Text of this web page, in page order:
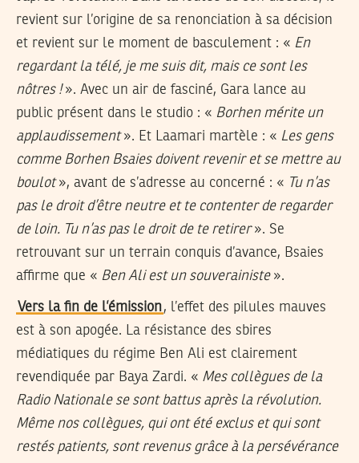
revient sur l’origine de sa renonciation à sa décision
et revient sur le moment de basculement : « En
regardant la télé, je me suis dit, mais ce sont les
nôtres !». Avec un air de fasciné, Gara lance au
public présent dans le studio : « Borhen mérite un
applaudissement». Et Laamari martèle : « Les gens
comme Borhen Bsaies doivent revenir et se mettre au
boulot», avant de s’adresse au concerné : « Tu n’as
pas le droit d’être neutre et te contenter de regarder
de loin. Tu n’as pas le droit de te retirer». Se
retrouvant sur un terrain conquis d’avance, Bsaies
affirme que « Ben Ali est un souverainiste».
Vers la fin de l’émission, l’effet des pilules mauves
est à son apogée. La résistance des sbires
médiatiques du régime Ben Ali est clairement
revendiquée par Baya Zardi. « Mes collègues de la
Radio Nationale se sont battus après la révolution.
Même nos collègues, qui ont été exclus et qui sont
restés patients, sont revenus grâce à la persévérance